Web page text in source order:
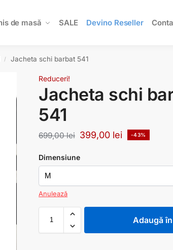
de masă SALE Devino Reseller
/ Jacheta schi barbat 541
Reduceri!
Jacheta schi
541
699,00lei 399,00 lei -43%
Dimensiune
Anulează
Adaugă